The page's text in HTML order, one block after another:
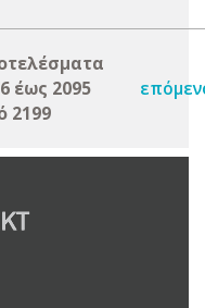
έως 2095
2199